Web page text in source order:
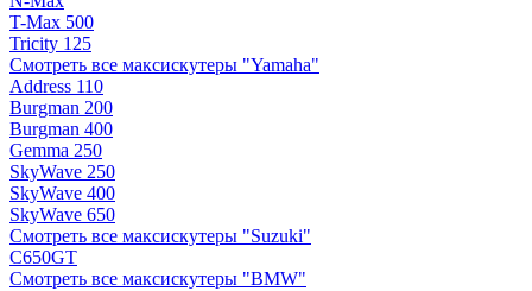
T-Max 500
Tricity 125
Смотреть все максискутеры "Yamaha"
Address 110
Burgman 200
Burgman 400
Gemma 250
SkyWave 250
SkyWave 400
SkyWave 650
Смотреть все максискутеры "Suzuki"
C650GT
Смотреть все максискутеры "BMW"